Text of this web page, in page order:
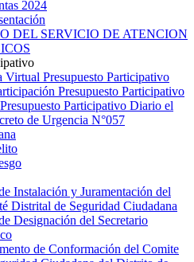
2024
DEL SERVICIO DE ATENCION
Virtual Presupuesto Participativo
Presupuesto Participativo
Participativo Diario el
de Urgencia N°057
Instalación y Juramentación del
Distrital de Seguridad Ciudadana
Designación del Secretario
de Conformación del Comite